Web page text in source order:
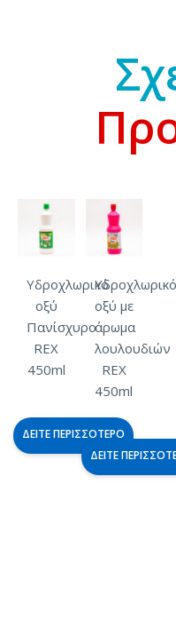
Υδροχλωρικό
οξύ
Πανίσχυρο
REX
450ml
ΔΕΊΤΕ ΠΕΡΙΣΣΌΤΕΡΟ
Υδροχλωρικό
οξύ με
άρωμα
λουλουδιών
REX
450ml
ΔΕΊΤΕ